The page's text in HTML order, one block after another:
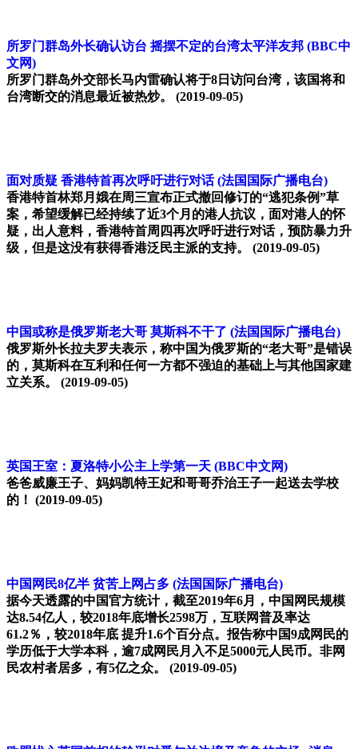
所罗门群岛外长确认访台 摇摆不定的台湾太平洋友邦 (BBC中
文网)
所罗门群岛外交部长马内雷确认将于8日访问台湾，该国将和
台湾断交的消息最近被热炒。
(2019-09-05)
面对质疑 香港特首再次呼吁进行对话 (法国国际广播电台)
香港特首林郑月娥在周三宣布正式撤回修订的“逃犯条例”草
案，希望缓解已经持续了近3个月的港人抗议，面对港人的怀
疑，出人意料，香港特首周四再次呼吁进行对话，预防暴力升
级，但是这没有获得香港泛民主派的支持。 (2019-09-05)
中国或称是俄罗斯老大哥 莫斯科不干了 (法国国际广播电台)
俄罗斯外长拉夫罗夫表示，称中国为俄罗斯的“老大哥”是错误
的，莫斯科在互利和任何一方都不强迫的基础上与其他国家建
立关系。 (2019-09-05)
英国王室：夏洛特小公主上学第一天 (BBC中文网)
爸爸威廉王子、妈妈凯特王妃和哥哥乔治王子一起送去学校
的！ (2019-09-05)
中国网民8亿半 贫苦上网占多 (法国国际广播电台)
据今天透露的中国官方统计，截至2019年6月，中国网民规模
达8.54亿人，较2018年底增长2598万，互联网普及率达
61.2％，较2018年底 提升1.6个百分点。报告称中国9成网民的
学历低于大学本科，逾7成网民月入不足5000元人民币。非网
民农村者居多，有5亿之众。 (2019-09-05)